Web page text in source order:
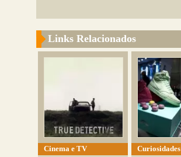
Links Relacionados
Cinema e TV
Curiosidades